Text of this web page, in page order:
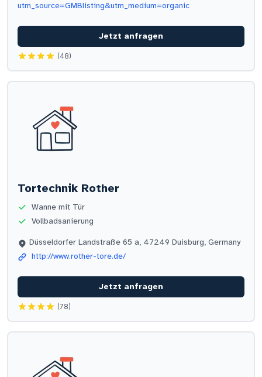
utm_source=GMBlisting&utm_medium=organic
Jetzt anfragen
(48)
Tortechnik Rother
Wanne mit Tür
Vollbadsanierung
Düsseldorfer Landstraße 65 a, 47249 Duisburg, Germany
http://www.rother-tore.de/
Jetzt anfragen
(78)